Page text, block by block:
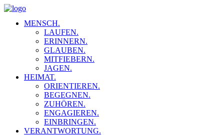
MENSCH.
LAUFEN.
ERINNERN.
GLAUBEN.
MITFIEBERN.
JAGEN.
HEIMAT.
ORIENTIEREN.
BEGEGNEN.
ZUHÖREN.
ENGAGIEREN.
EINBRINGEN.
VERANTWORTUNG.